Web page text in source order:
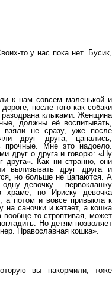
то у нас пока нет. Бусик,
к нам совсем маленькой и
после того как собаки
разодрана клыками. Женщина
должны её воспитывать,
не сразу, уже после
друг друга, цапались,
прочные. Мне это надоело.
друг о друга и говорю: «Ну
друга». Как ни странно, они
вылизывать друг друга и
но больше не цапаются. А
девочку – первоклашку
но Ириску девочка
а потом и вовсе привыкла к
саночки и катает, а кошка
вообще-то строптивая, может
Но детям позволяет
Православная кошка».
вы накормили, тоже